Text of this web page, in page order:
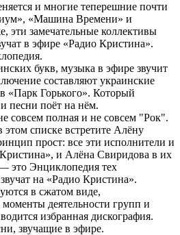
и многие теперешние почти
«Машина Времени» и
эти замечательные коллективы
в эфире «Радио Кристина».
букв, музыка в эфире звучит
составляют украинские
«Парк Горького». Который
песни поёт на нём.
совсем полная и не совсем "Рок".
списке встретите Алёну
прост: все эти исполнители и
и Алёна Свиридова в их
это Энциклопедия тех
на «Радио Кристина».
в сжатом виде,
деятельности групп и
избранная дискография.
звучащие в эфире.